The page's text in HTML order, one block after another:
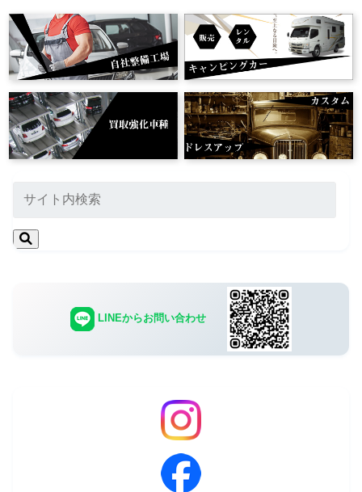
LINEからお問い合わせ